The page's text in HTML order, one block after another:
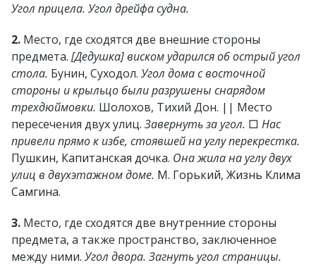
Угол прицела. Угол дрейфа судна.
2. Место, где сходятся две внешние стороны
предмета. [Дедушка] виском ударился об острый угол
стола. Бунин, Суходол. Угол дома с восточной
стороны и крыльцо были разрушены снарядом
трехдюймовки. Шолохов, Тихий Дон. || Место
пересечения двух улиц. Завернуть за угол. □ Нас
привели прямо к избе, стоявшей на углу перекрестка.
Пушкин, Капитанская дочка. Она жила на углу двух
улиц в двухэтажном доме. М. Горький, Жизнь Клима
Самгина.
3. Место, где сходятся две внутренние стороны
предмета, а также пространство, заключенное
между ними. Угол двора. Загнуть угол страницы.